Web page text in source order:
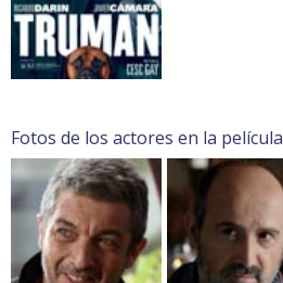
Fotos de los actores en la película